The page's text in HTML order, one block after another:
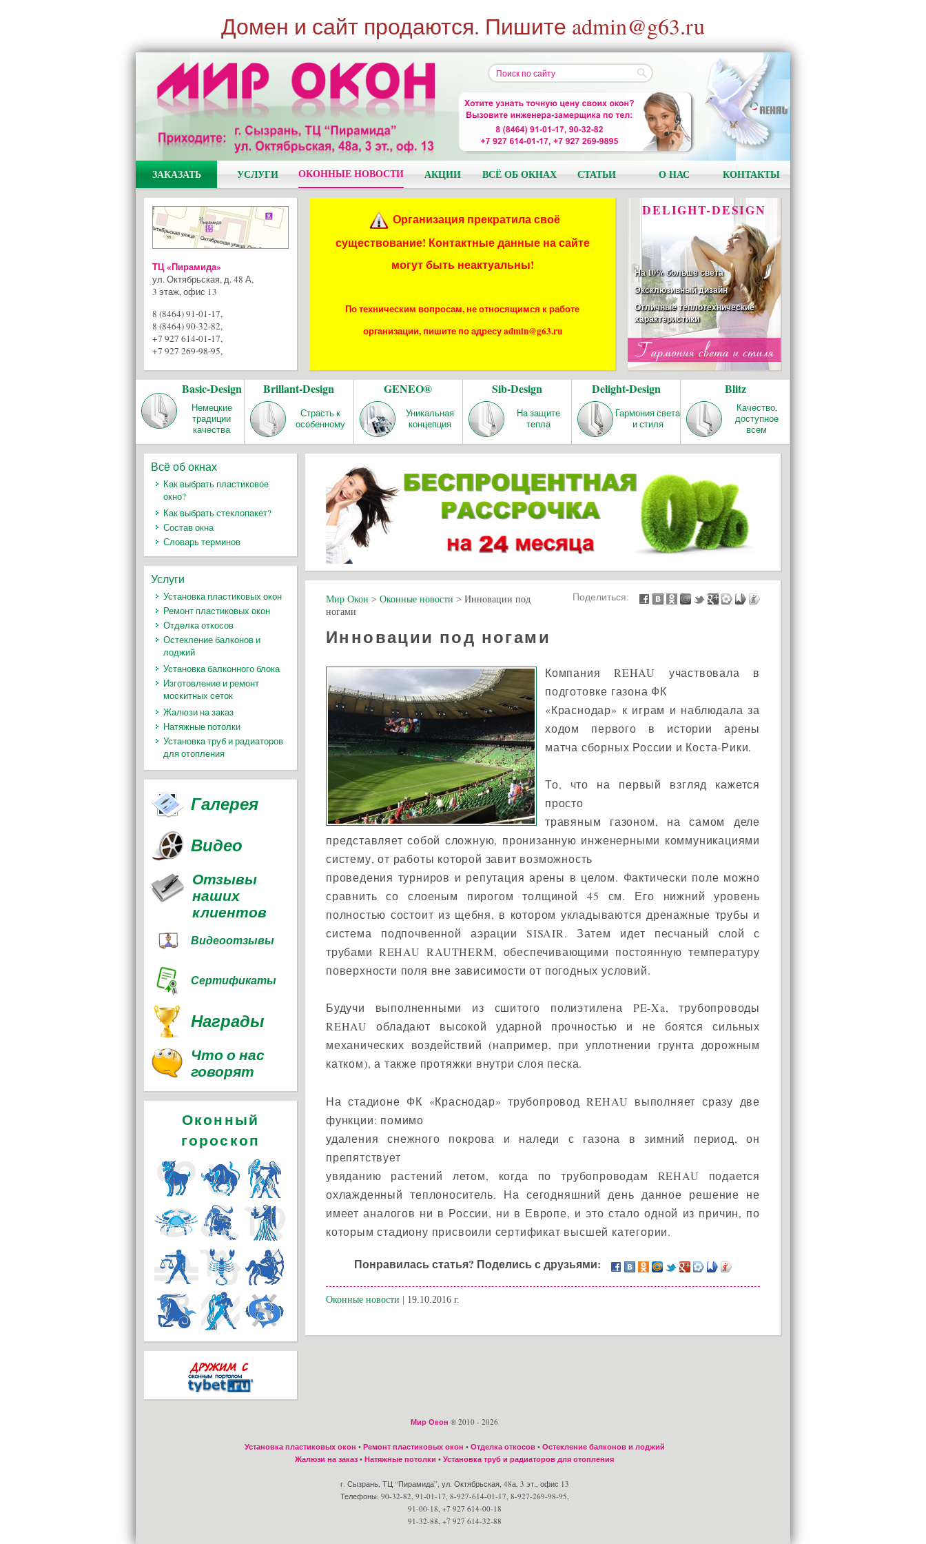
Домен и сайт продаются. Пишите admin@g63.ru
ЗАКАЗАТЬ УСЛУГИ ОКОННЫЕ НОВОСТИ АКЦИИ ВСЁ ОБ ОКНАХ СТАТЬИ О НАС КОНТАКТЫ
ТЦ «Пирамида»
ул. Октябрьская, д. 48 А,
3 этаж, офис 13
8 (8464) 91-01-17,
8 (8464) 90-32-82,
+7 927 614-01-17,
+7 927 269-98-95,
Организация прекратила своё
существование! Контактные данные на сайте
могут быть неактуальны!
По техническим вопросам, не относящимся к работе
организации, пишите по адресу admin@g63.ru
АКЦИЯ!
Установи окно и получи
в подарок подарочный
сертификат на сумму
1000 рублей!
DELIGHT-DESIGN
На 10% больше света
Эксклюзивный дизайн
Отличные теплотехнические
характеристики
ОТОПЛЕНИЕ
REHAU RAUTITAN
Качество и надёжность!
БАЛКОНЫ И
ЛОДЖИИ
Установи окно и получи
сертификат на сумму
1000 рублей!
Basic-Design
Немецкие
традиции
качества
Brillant-Design
Страсть к
особенному
GENEO®
Уникальная
концепция
Sib-Design
На защите
тепла
Delight-Design
Гармония света
и стиля
Blitz
Качество,
доступное
всем
Поделиться:
Мир Окон > Оконные новости > Инновации под
ногами
Инновации под ногами
Компания REHAU участвовала в
подготовке газона ФК
«Краснодар» к играм и наблюдала за
ходом первого в истории арены
матча сборных России и Коста-Рики.
То, что на первый взгляд кажется
просто
травяным газоном, на самом деле
представляет собой сложную, пронизанную инженерными коммуникациями
систему, от работы которой завит возможность
проведения турниров и репутация арены в целом. Фактически поле можно
сравнить со слоеным пирогом толщиной 45 см. Его нижний уровень
полностью состоит из щебня, в котором укладываются дренажные трубы и
система подпочвенной аэрации SISAIR. Затем идет песчаный слой с
трубами REHAU RAUTHERM, обеспечивающими постоянную температуру
поверхности поля вне зависимости от погодных условий.
Будучи выполненными из сшитого полиэтилена PE-Xa, трубопроводы
REHAU обладают высокой ударной прочностью и не боятся сильных
механических воздействий (например, при уплотнении грунта дорожным
катком), а также протяжки внутри слоя песка.
На стадионе ФК «Краснодар» трубопровод REHAU выполняет сразу две
функции: помимо
удаления снежного покрова и наледи с газона в зимний период, он
препятствует
увяданию растений летом, когда по трубопроводам REHAU подается
охлажденный теплоноситель. На сегодняшний день данное решение не
имеет аналогов ни в России, ни в Европе, и это стало одной из причин, по
которым стадиону присвоили сертификат высшей категории.
Понравилась статья? Поделись с друзьями:
Оконные новости | 19.10.2016 г.
Всё об окнах
Как выбрать пластиковое
окно?
Как выбрать стеклопакет?
Состав окна
Словарь терминов
Услуги
Установка пластиковых окон
Ремонт пластиковых окон
Отделка откосов
Остекление балконов и
лоджий
Установка балконного блока
Изготовление и ремонт
москитных сеток
Жалюзи на заказ
Натяжные потолки
Установка труб и радиаторов
для отопления
Галерея
Видео
Отзывы
наших
клиентов
Видеоотзывы
Сертификаты
Награды
Что о нас
говорят
Оконный
гороскоп
Мир Окон ® 2010 - 2026
Установка пластиковых окон • Ремонт пластиковых окон • Отделка откосов• Остекление балконов и лоджий
Жалюзи на заказ • Натяжные потолки • Установка труб и радиаторов для отопления
г. Сызрань, ТЦ “Пирамида”, ул. Октябрьская, 48а, 3 эт., офис 13
Телефоны: 90-32-82, 91-01-17, 8-927-614-01-17, 8-927-269-98-95,
91-00-18, +7 927 614-00-18
91-32-88, +7 927 614-32-88